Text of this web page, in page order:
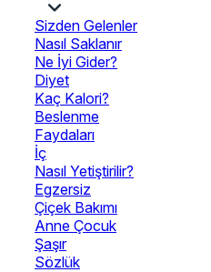
Sizden Gelenler
Nasıl Saklanır
Ne İyi Gider?
Diyet
Kaç Kalori?
Beslenme
Faydaları
İç
Nasıl Yetiştirilir?
Egzersiz
Çiçek Bakımı
Anne Çocuk
Şaşır
Sözlük